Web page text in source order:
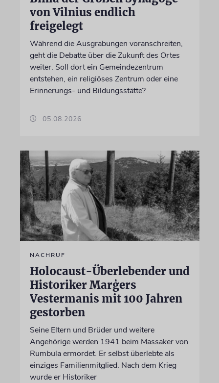
von Vilnius endlich
freigelegt
Während die Ausgrabungen voranschreiten,
geht die Debatte über die Zukunft des Ortes
weiter. Soll dort ein Gemeindezentrum
entstehen, ein religiöses Zentrum oder eine
Erinnerungs- und Bildungsstätte?
05.08.2026
NACHRUF
Holocaust-Überlebender und
Historiker Marģers
Vestermanis mit 100 Jahren
gestorben
Seine Eltern und Brüder und weitere
Angehörige werden 1941 beim Massaker von
Rumbula ermordet. Er selbst überlebte als
einziges Familienmitglied. Nach dem Krieg
wurde er Historiker